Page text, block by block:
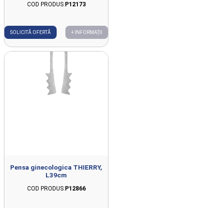
COD PRODUS:P12173
SOLICITĂ OFERTĂ + INFORMAȚII
Pensa ginecologica THIERRY,
L39cm
COD PRODUS:P12866